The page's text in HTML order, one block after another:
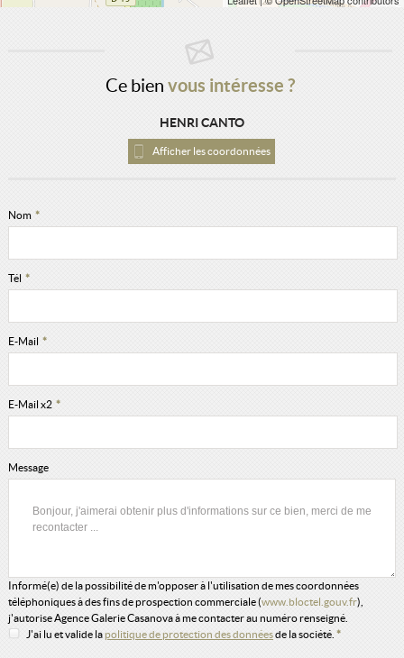
Ce bien vous intéresse ?
HENRI CANTO
Afficher les coordonnées
Nom *
Tél *
E-Mail *
E-Mail x2 *
Message
Informé(e) de la possibilité de m'opposer à l'utilisation de mes coordonnées
téléphoniques à des fins de prospection commerciale (www.bloctel.gouv.fr),
j'autorise Agence Galerie Casanova à me contacter au numéro renseigné.
J'ai lu et valide la politique de protection des donnéesde la société. *